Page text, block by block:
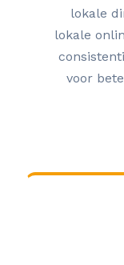
lokale
lokale
voor